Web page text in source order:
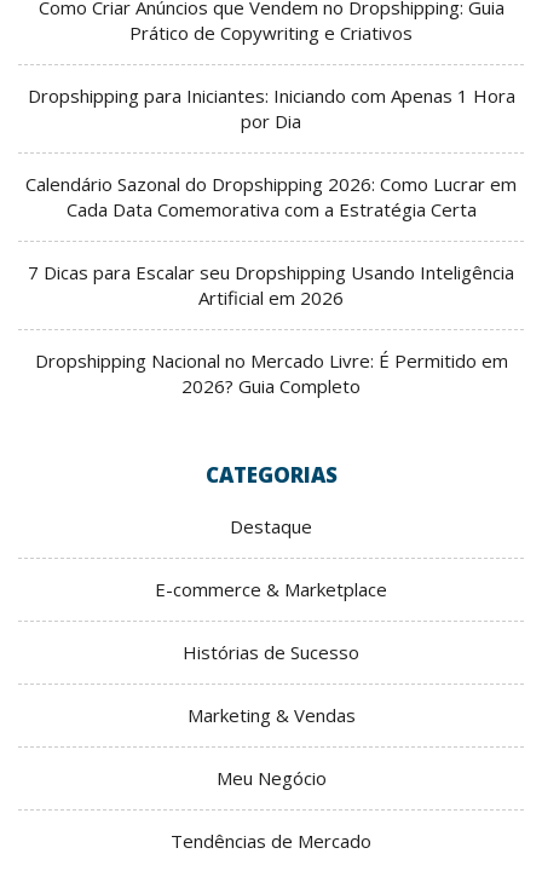
Como Criar Anúncios que Vendem no Dropshipping: Guia
Prático de Copywriting e Criativos
Dropshipping para Iniciantes: Iniciando com Apenas 1 Hora
por Dia
Calendário Sazonal do Dropshipping 2026: Como Lucrar em
Cada Data Comemorativa com a Estratégia Certa
7 Dicas para Escalar seu Dropshipping Usando Inteligência
Artificial em 2026
Dropshipping Nacional no Mercado Livre: É Permitido em
2026? Guia Completo
CATEGORIAS
Destaque
E-commerce & Marketplace
Histórias de Sucesso
Marketing & Vendas
Meu Negócio
Tendências de Mercado